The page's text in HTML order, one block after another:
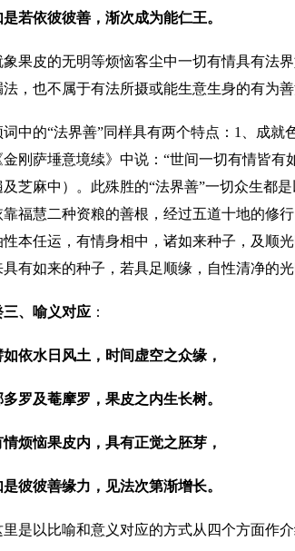
是若依彼彼善，渐次成为能仁王。
象果皮的无明等烦恼客尘中一切有情具有法
法，也不属于有法所摄或能生意生身的有为善
词中的“法界善”同样具有两个特点：1、成
金刚萨埵意境续》中说：“世间一切有情皆
及芝麻中）。此殊胜的“法界善”一切众生都
靠福慧二种资粮的善根，经过五道十地的修
性本任运，有情身相中，诸如来种子，及顺
有如来的种子，若具足顺缘，自性清净的光
三、喻义对应 ：
如依水日风土，时间虚空之众缘，
多罗及菴摩罗，果皮之内生长树。
情烦恼果皮内，具有正觉之胚芽，
是彼彼善缘力，见法次第渐增长。
里是以比喻和意义对应的方式从四个方面作介